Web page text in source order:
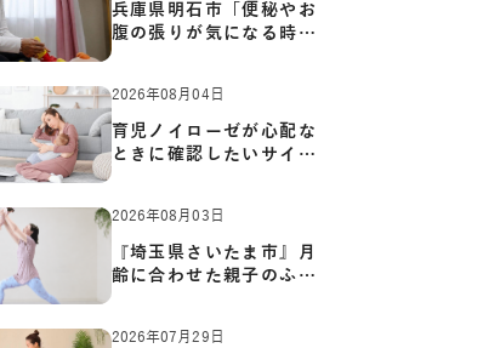
兵庫県明石市「便秘やお
腹の張りが気になる時に
知っ…
2026年08月04日
育児ノイローゼが心配な
ときに確認したいサイン
と心…
2026年08月03日
『埼玉県さいたま市』月
齢に合わせた親子のふれ
あい…
2026年07月29日